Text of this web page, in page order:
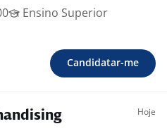
Ensino Superior
Candidatar-me
Hoje